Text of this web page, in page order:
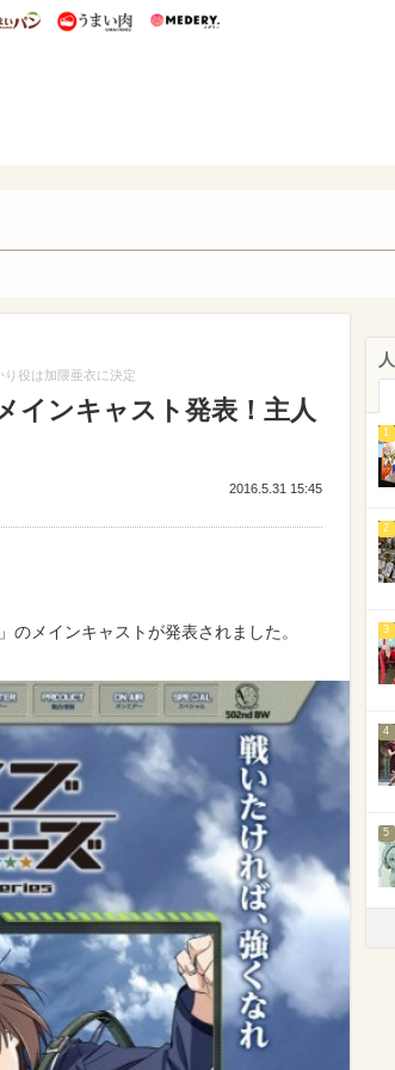
集
めし うまいパン うまい肉
役は加隈亜衣に決定
インキャスト発表！主人
2016.5.31 15:45
メインキャストが発表されました。
1
2
3
4
5